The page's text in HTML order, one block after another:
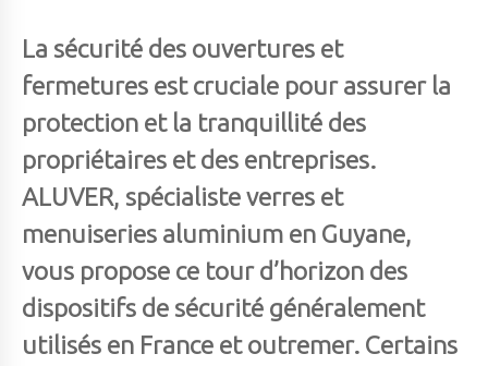
La sécurité des ouvertures et
fermetures est cruciale pour assurer la
protection et la tranquillité des
propriétaires et des entreprises.
ALUVER, spécialiste verres et
menuiseries aluminium en Guyane,
vous propose ce tour d’horizon des
dispositifs de sécurité généralement
utilisés en France et outremer. Certains